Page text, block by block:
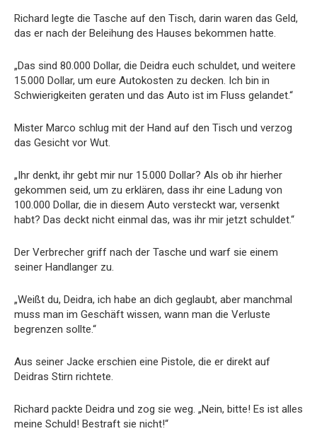
Richard legte die Tasche auf den Tisch, darin waren das Geld,
das er nach der Beleihung des Hauses bekommen hatte.
„Das sind 80.000 Dollar, die Deidra euch schuldet, und weitere
15.000 Dollar, um eure Autokosten zu decken. Ich bin in
Schwierigkeiten geraten und das Auto ist im Fluss gelandet.“
Mister Marco schlug mit der Hand auf den Tisch und verzog
das Gesicht vor Wut.
„Ihr denkt, ihr gebt mir nur 15.000 Dollar? Als ob ihr hierher
gekommen seid, um zu erklären, dass ihr eine Ladung von
100.000 Dollar, die in diesem Auto versteckt war, versenkt
habt? Das deckt nicht einmal das, was ihr mir jetzt schuldet.“
Der Verbrecher griff nach der Tasche und warf sie einem
seiner Handlanger zu.
„Weißt du, Deidra, ich habe an dich geglaubt, aber manchmal
muss man im Geschäft wissen, wann man die Verluste
begrenzen sollte.“
Aus seiner Jacke erschien eine Pistole, die er direkt auf
Deidras Stirn richtete.
Richard packte Deidra und zog sie weg. „Nein, bitte! Es ist alles
meine Schuld! Bestraft sie nicht!“